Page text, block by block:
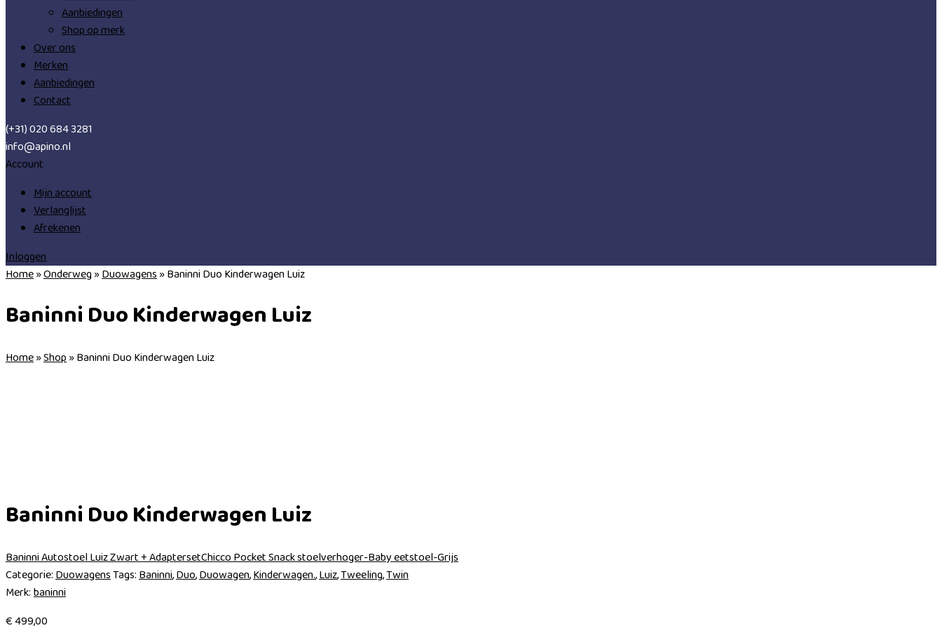
Aanbiedingen
Shop op merk
Over ons
Merken
Aanbiedingen
Contact
(+31) 020 684 3281
info@apino.nl
Account
Mijn account
Verlanglijst
Afrekenen
Inloggen
Home»Onderweg»Duowagens»Baninni Duo Kinderwagen Luiz
Baninni Duo Kinderwagen Luiz
Home»Shop»Baninni Duo Kinderwagen Luiz
Baninni Duo Kinderwagen Luiz
Baninni Autostoel Luiz Zwart + AdaptersetChicco Pocket Snack stoelverhoger-Baby eetstoel-Grijs
Categorie:DuowagensTags:Baninni,Duo,Duowagen,Kinderwagen.,Luiz,Tweeling,Twin
Merk: baninni
€499,00